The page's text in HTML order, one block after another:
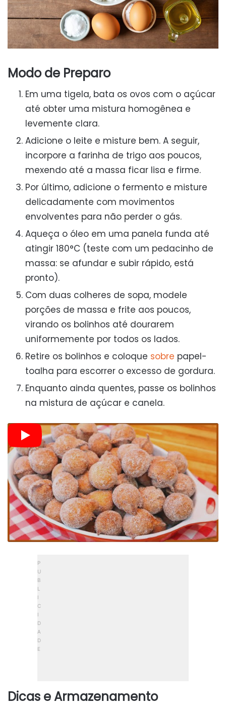
Modo de Preparo
Em uma tigela, bata os ovos com o açúcar
até obter uma mistura homogênea e
levemente clara.
Adicione o leite e misture bem. A seguir,
incorpore a farinha de trigo aos poucos,
mexendo até a massa ficar lisa e firme.
Por último, adicione o fermento e misture
delicadamente com movimentos
envolventes para não perder o gás.
Aqueça o óleo em uma panela funda até
atingir 180°C (teste com um pedacinho de
massa: se afundar e subir rápido, está
pronto).
Com duas colheres de sopa, modele
porções de massa e frite aos poucos,
virando os bolinhos até dourarem
uniformemente por todos os lados.
Retire os bolinhos e coloque sobre papel-
toalha para escorrer o excesso de gordura.
Enquanto ainda quentes, passe os bolinhos
na mistura de açúcar e canela.
Dicas e Armazenamento